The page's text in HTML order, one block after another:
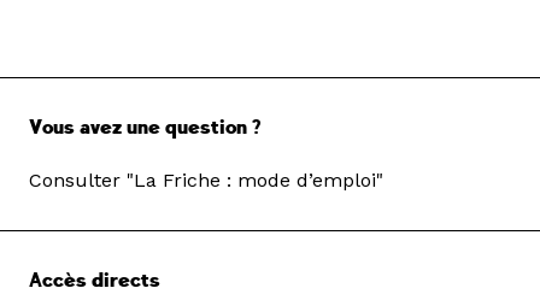
Vous avez une question ?
Consulter "La Friche : mode d’emploi"
Accès directs